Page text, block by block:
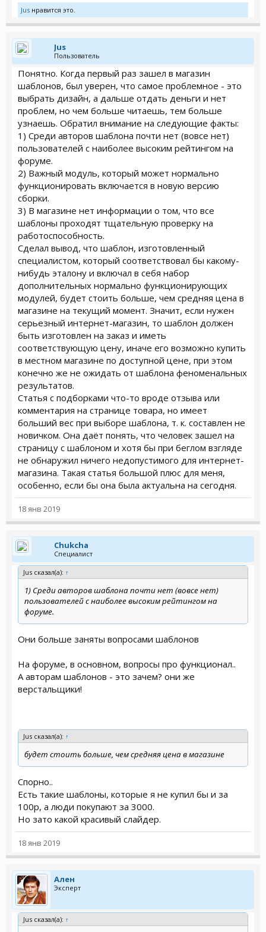
Jus нравится это.
Jus
Пользователь
Понятно. Когда первый раз зашел в магазин
шаблонов, был уверен, что самое проблемное - это
выбрать дизайн, а дальше отдать деньги и нет
проблем, но чем больше читаешь, тем больше
узнаешь. Обратил внимание на следующие факты:
1) Среди авторов шаблона почти нет (вовсе нет)
пользователей с наиболее высоким рейтингом на
форуме.
2) Важный модуль, который может нормально
функционировать включается в новую версию
сборки.
3) В магазине нет информации о том, что все
шаблоны проходят тщательную проверку на
работоспособность.
Сделал вывод, что шаблон, изготовленный
специалистом, который соответствовал бы какому-
нибудь эталону и включал в себя набор
дополнительных нормально функционирующих
модулей, будет стоить больше, чем средняя цена в
магазине на текущий момент. Значит, если нужен
серьезный интернет-магазин, то шаблон должен
быть изготовлен на заказ и иметь
соответствующую цену, иначе его возможно купить
в местном магазине по доступной цене, при этом
конечно же не ожидать от шаблона феноменальных
результатов.
Статья с подборками что-то вроде отзыва или
комментария на странице товара, но имеет
больший вес при выборе шаблона, т. к. составлен не
новичком. Она даёт понять, что человек зашел на
страницу с шаблоном и хотя бы при беглом взгляде
не обнаружил ничего недопустимого для интернет-
магазина. Такая статья большой плюс для меня,
особенно, если бы она была актуальна на сегодня.
18 янв 2019
Chukcha
Специалист
Jus сказал(а): ↑
1) Среди авторов шаблона почти нет (вовсе нет)
пользователей с наиболее высоким рейтингом на
форуме.
Они больше заняты вопросами шаблонов
На форуме, в основном, вопросы про функционал..
А авторам шаблонов - это зачем? они же
верстальщики!
Jus сказал(а): ↑
будет стоить больше, чем средняя цена в магазине
Спорно..
Есть такие шаблоны, которые я не купил бы и за
100р, а люди покупают за 3000.
Но зато какой красивый слайдер.
18 янв 2019
Ален
Эксперт
Jus сказал(а): ↑